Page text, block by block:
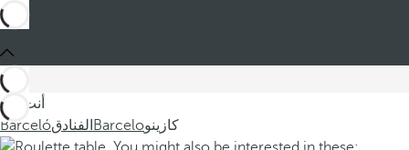
أنت في
Barcelóالفنادق Barceloكازينو